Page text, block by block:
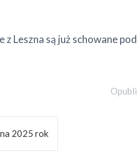
są już schowane
2025 rok